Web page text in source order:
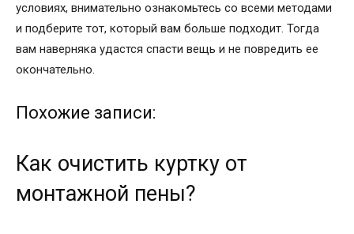
условиях, внимательно ознакомьтесь со всеми методами
и подберите тот, который вам больше подходит. Тогда
вам наверняка удастся спасти вещь и не повредить ее
окончательно.
Похожие записи:
Как очистить куртку от
монтажной пены?